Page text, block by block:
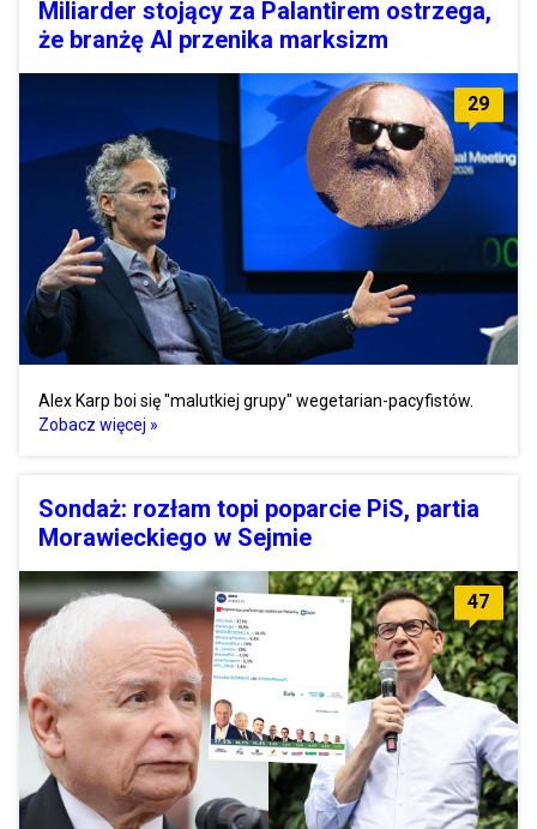
Miliarder stojący za Palantirem ostrzega,
że branżę AI przenika marksizm
29
Alex Karp boi się "malutkiej grupy" wegetarian-pacyfistów.
Zobacz więcej »
Sondaż: rozłam topi poparcie PiS, partia
Morawieckiego w Sejmie
47